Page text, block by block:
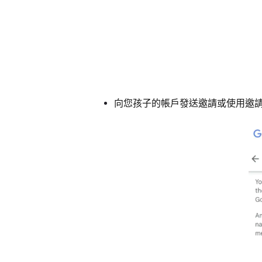
向您孩子的帳戶發送邀請或使用邀